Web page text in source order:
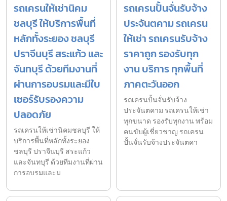
รถเครนให้เช่านิคม
ชลบุรี ให้บริการพื้นที่
หลักทั้งระยอง ชลบุรี
ปราจีนบุรี สระแก้ว และ
จันทบุรี ด้วยทีมงานที่
ผ่านการอบรมและมีใบ
เซอร์รับรองความ
ปลอดภัย
รถเครนให้เช่านิคมชลบุรี ให้
บริการพื้นที่หลักทั้งระยอง
ชลบุรี ปราจีนบุรี สระแก้ว
และจันทบุรี ด้วยทีมงานที่ผ่าน
การอบรมและม
รถเครนปั้นจั่นรับจ้าง
ประจันตคาม รถเครน
ให้เช่า รถเครนรับจ้าง
ราคาถูก รองรับทุก
งาน บริการ ทุกพื้นที่
ภาคตะวันออก
รถเครนปั้นจั่นรับจ้าง
ประจันตคาม รถเครนให้เช่า
ทุกขนาด รองรับทุกงาน พร้อม
คนขับผู้เชี่ยวชาญ รถเครน
ปั้นจั่นรับจ้างประจันตคา